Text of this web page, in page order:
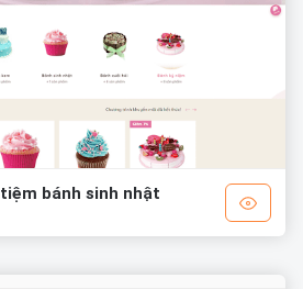
bánh sinh nhật